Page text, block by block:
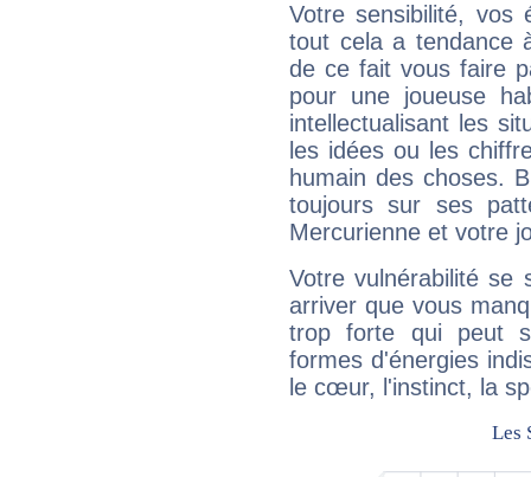
Votre sensibilité,
tout cela a tendance
de ce fait vous faire
pour une joueuse
intellectualisant les
les idées ou les
humain des choses.
toujours sur ses
Mercurienne et votre
Votre vulnérabilité se
arriver que vous
trop forte qui peut
formes d'énergies
le cœur, l'instinct, la